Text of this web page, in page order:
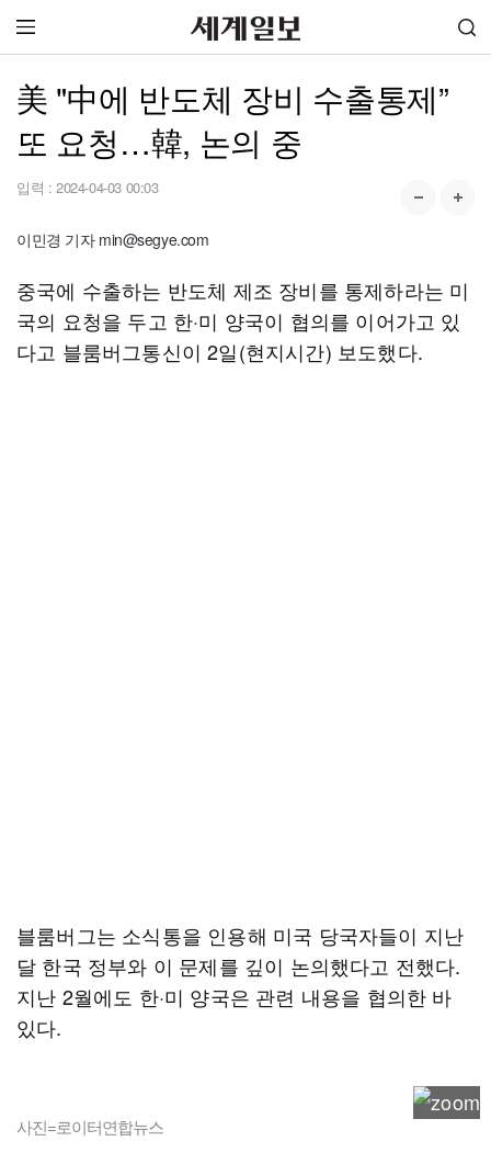
美 "中에 반도체 장비 수출통제”
또 요청…韓, 논의 중
입력 : 2024-04-03 00:03
이민경 기자 min@segye.com
중국에 수출하는 반도체 제조 장비를 통제하라는 미
국의 요청을 두고 한·미 양국이 협의를 이어가고 있
다고 블룸버그통신이 2일(현지시간) 보도했다.
블룸버그는 소식통을 인용해 미국 당국자들이 지난
달 한국 정부와 이 문제를 깊이 논의했다고 전했다.
지난 2월에도 한·미 양국은 관련 내용을 협의한 바
있다.
사진=로이터연합뉴스